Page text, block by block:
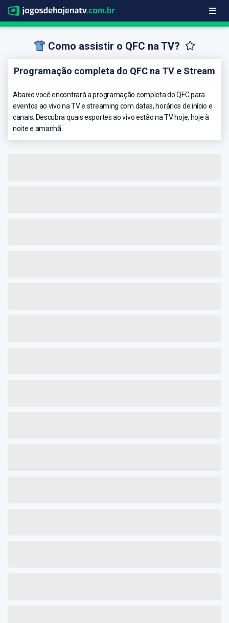
Como assistir o QFC na TV?
Programação completa do QFC na TV e Stream
Abaixo você encontrará a programação completa do QFC para
eventos ao vivo na TV e streaming com datas, horários de início e
canais. Descubra quais esportes ao vivo estão na TV hoje, hoje à
noite e amanhã.